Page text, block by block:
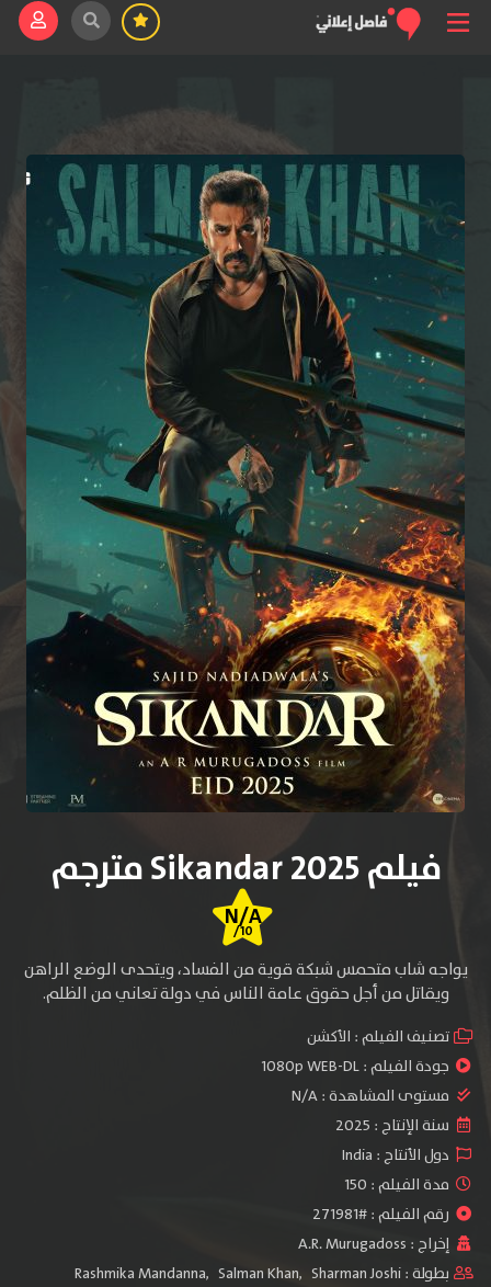
فيلم Sikandar 2025 مترجم
N/A
/10
يواجه شاب متحمس شبكة قوية من الفساد، ويتحدى الوضع الراهن
ويقاتل من أجل حقوق عامة الناس في دولة تعاني من الظلم.
تصنيف الفيلم : الأكشن
جودة الفيلم :1080p WEB-DL
مستوى المشاهدة :N/A
سنة الإنتاج : 2025
دول الأنتاج : India
مدة الفيلم : 150
رقم الفيلم : #271981
إخراج : A.R. Murugadoss
بطولة :
Rashmika Mandanna, Salman Khan, Sharman Joshi